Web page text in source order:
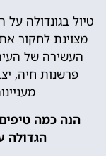
טיול בגונדולה
מצוינת לחקור
העשירה של
פרשנות חיה,
הנה כמה
הגדולה